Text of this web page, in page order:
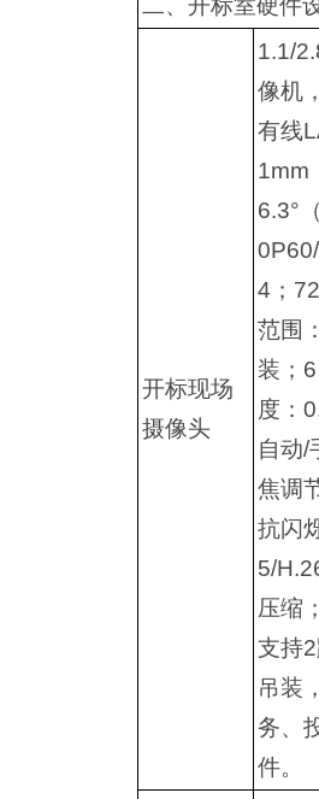
二、开标室硬件
开标现场
摄像头
1.1/
像机
有线
1mm
6.3°
4；
范围
装；
度：
自动/
焦调
抗闪
5/
压缩
支持
吊装
务、
件。